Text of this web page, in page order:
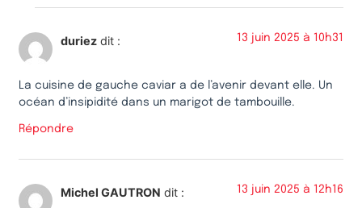
duriez dit : 13 juin 2025 à 10h31
La cuisine de gauche caviar a de l’avenir devant elle. Un
océan d’insipidité dans un marigot de tambouille.
Répondre
Michel GAUTRON dit : 13 juin 2025 à 12h16